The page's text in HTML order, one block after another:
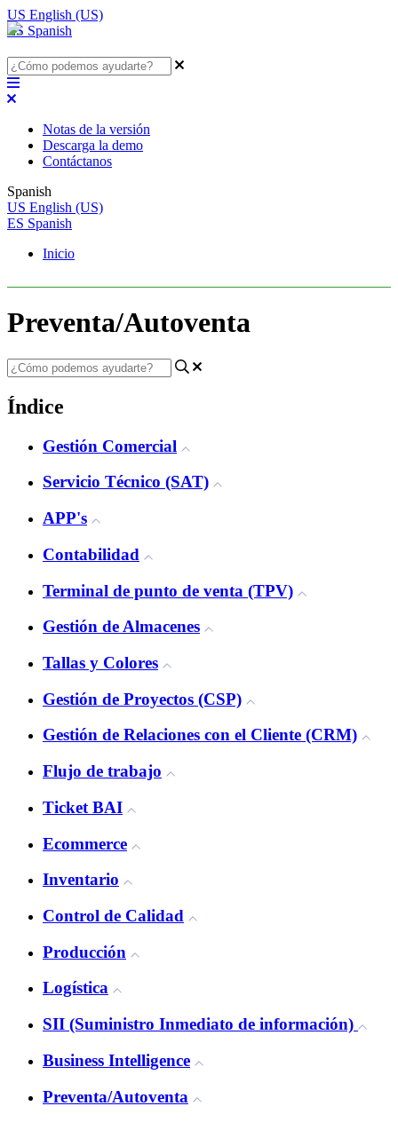
US English (US)
ES Spanish
Notas de la versión
Descarga la demo
Contáctanos
Spanish
US English (US)
ES Spanish
Inicio
Preventa/Autoventa
Índice
Gestión Comercial
Servicio Técnico (SAT)
APP's
Contabilidad
Terminal de punto de venta (TPV)
Gestión de Almacenes
Tallas y Colores
Gestión de Proyectos (CSP)
Gestión de Relaciones con el Cliente (CRM)
Flujo de trabajo
Ticket BAI
Ecommerce
Inventario
Control de Calidad
Producción
Logística
SII (Suministro Inmediato de información)
Business Intelligence
Preventa/Autoventa